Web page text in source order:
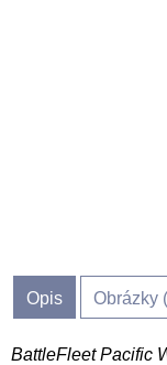
Opis Obrázky (
BattleFleet Pacific